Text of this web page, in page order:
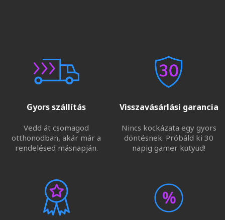
Gyors szállítás
Vedd át csomagod
otthonodban, akár már a
rendelésed másnapján.
Visszavásárlási garancia
Nincs kockázata egy gyors
döntésnek. Próbáld ki 30
napig gamer kütyüd!